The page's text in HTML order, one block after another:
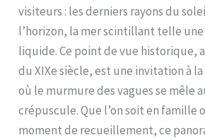
visiteurs : les derniers rayons du
l’horizon, la mer scintillant telle une
liquide. Ce point de vue historique,
du XIXe siècle, est une invitation à
où le murmure des vagues se mêle
crépuscule. Que l’on soit en famille
moment de recueillement, ce